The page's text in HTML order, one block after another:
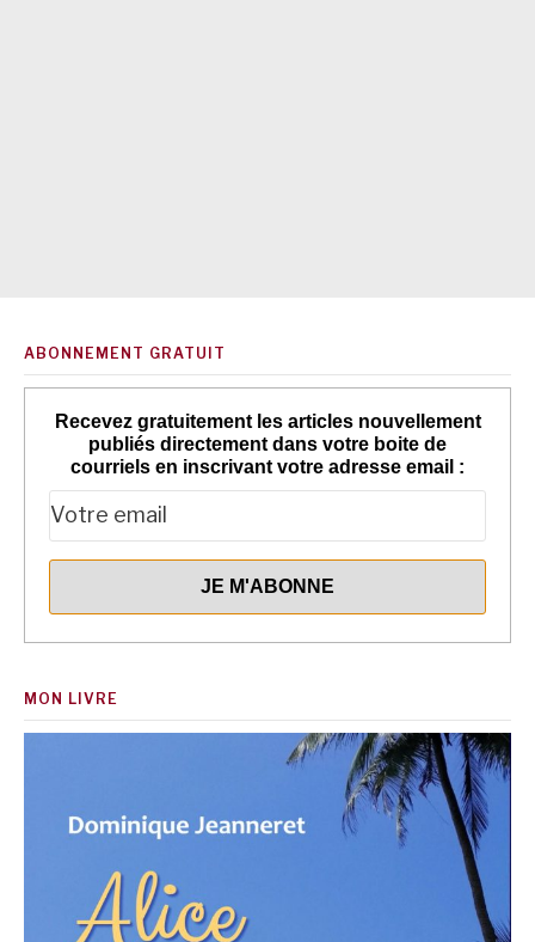
ABONNEMENT GRATUIT
Recevez gratuitement les articles nouvellement
publiés directement dans votre boite de
courriels en inscrivant votre adresse email :
MON LIVRE